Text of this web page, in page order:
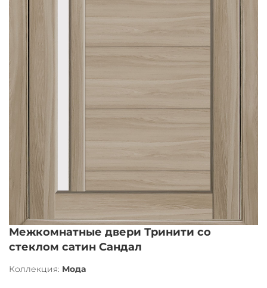
Межкомнатные двери Тринити со
стеклом сатин Сандал
Коллекция: Мода